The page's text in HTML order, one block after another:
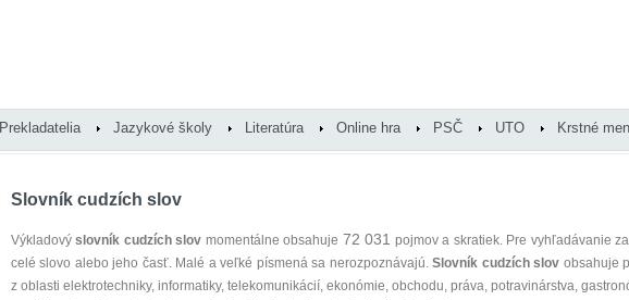
Prekladatelia Jazykové školy Literatúra Online hra PSČ UTO Krstné
Slovník cudzích slov
Výkladovýslovník cudzích slov momentálne obsahuje 72 031 pojmov a skratiek. Pre vyhľadávanie
celé slovo alebo jeho časť. Malé a veľké písmená sa nerozpoznávajú.Slovník cudzích slov obsahuje
z oblasti elektrotechniky, informatiky, telekomunikácií, ekonómie, obchodu, práva, potravinárstva,